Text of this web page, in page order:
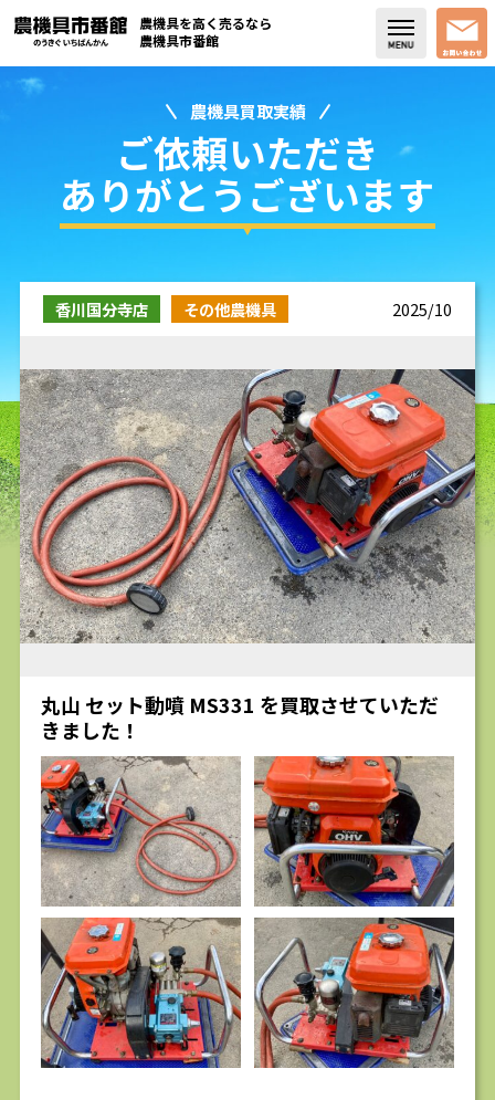
買取実績
コラム・スタッフブログ
取り扱い商品
よく頂く質問
お問い合わせ
求人
農機具を高く売るなら
農機具市番館
農機具買取実績
ご依頼いただき
ありがとうございます
香川国分寺店 その他農機具 2025/10
丸山 セット動噴 MS331 を買取させていただ
きました！